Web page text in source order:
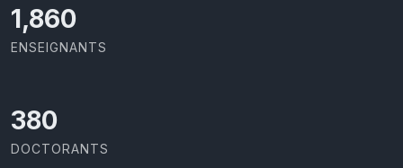
1,973
ENSEIGNANTS
403
DOCTORANTS